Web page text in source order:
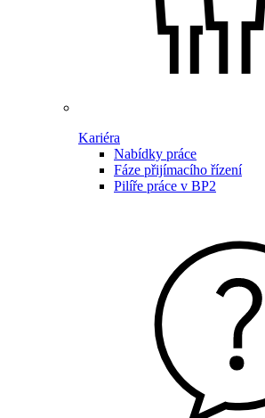
Kariéra
Nabídky práce
Fáze přijímacího řízení
Pilíře práce v BP2